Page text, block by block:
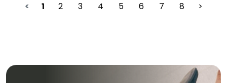
< 1 2 3 4 5 6 7 8 >